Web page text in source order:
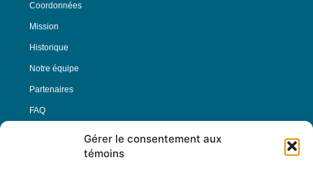
Gérer le consentement aux
témoins
Coordonnées
Mission
Historique
Notre équipe
Partenaires
FAQ